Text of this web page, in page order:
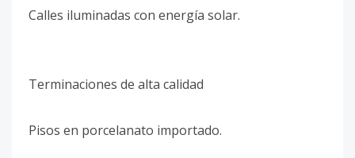
Calles iluminadas con energía solar.
Terminaciones de alta calidad
Pisos en porcelanato importado.